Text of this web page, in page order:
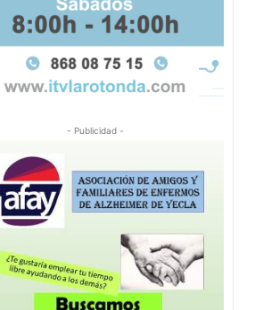
- Publicidad -